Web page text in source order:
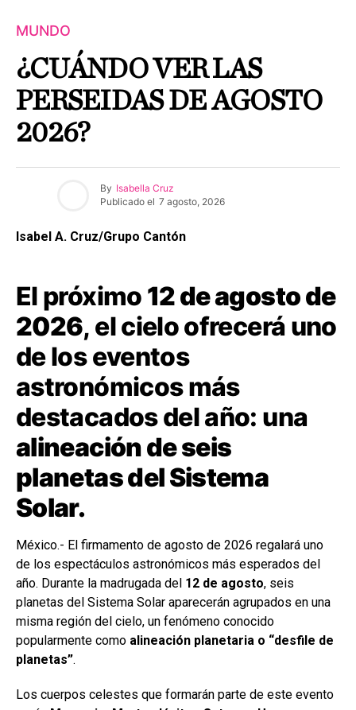
MUNDO
¿CUÁNDO VER LAS
PERSEIDAS DE AGOSTO
2026?
By Isabella Cruz
Publicado el 7 agosto, 2026
Isabel A. Cruz/Grupo Cantón
El próximo 12 de agosto de
2026, el cielo ofrecerá uno
de los eventos
astronómicos más
destacados del año: una
alineación de seis
planetas del Sistema
Solar.
México.- El firmamento de agosto de 2026 regalará uno
de los espectáculos astronómicos más esperados del
año. Durante la madrugada del 12 de agosto, seis
planetas del Sistema Solar aparecerán agrupados en una
misma región del cielo, un fenómeno conocido
popularmente como alineación planetaria o “desfile de
planetas”.
Los cuerpos celestes que formarán parte de este evento